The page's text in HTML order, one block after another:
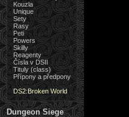
Kouzla
Unique
Sety
Rasy
Peti
Powers
Skilly
Reagenty
Čísla v DSII
Tituly (class)
Přípony a předpony
DS2:Broken World
Dungeon Siege